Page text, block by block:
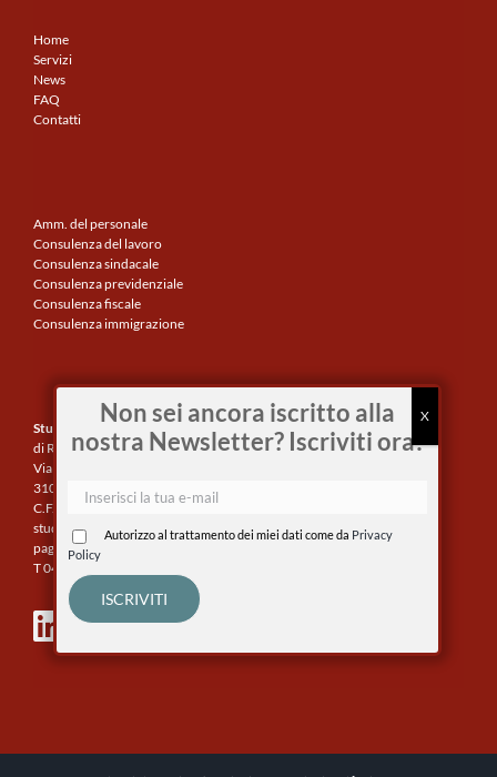
Home
Servizi
News
FAQ
Contatti
Amm. del personale
Consulenza del lavoro
Consulenza sindacale
Consulenza previdenziale
Consulenza fiscale
Consulenza immigrazione
Studio Paladin s.a.s.
di Rimetra Valentina & C.
Via Verdi, 67
31046 Oderzo (TV)
C.F./P.IVA: 02325070262
studiopaladin@cgn.legalmail.it
paghe@studiopaladin.it
T 0422 815022
Non sei ancora iscritto alla
nostra Newsletter? Iscriviti ora!
Autorizzo al trattamento dei miei dati come da Privacy
Policy